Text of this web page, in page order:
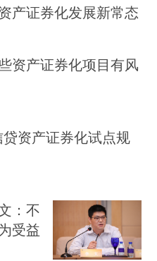
产证券化发展新常态
资产证券化项目有风
资产证券化试点规
：不
受益